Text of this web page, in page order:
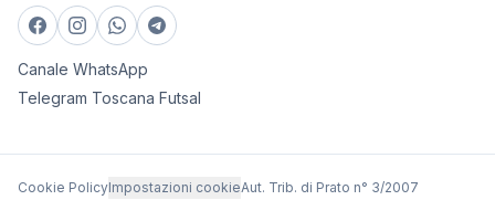
Canale WhatsApp
Telegram Toscana Futsal
Cookie PolicyImpostazioni cookieAut. Trib. di Prato n° 3/2007